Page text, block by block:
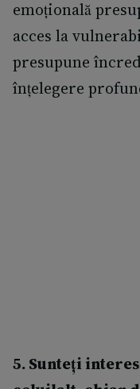
emoțională
acces la
presupune
înțelegere
5. Sunteți